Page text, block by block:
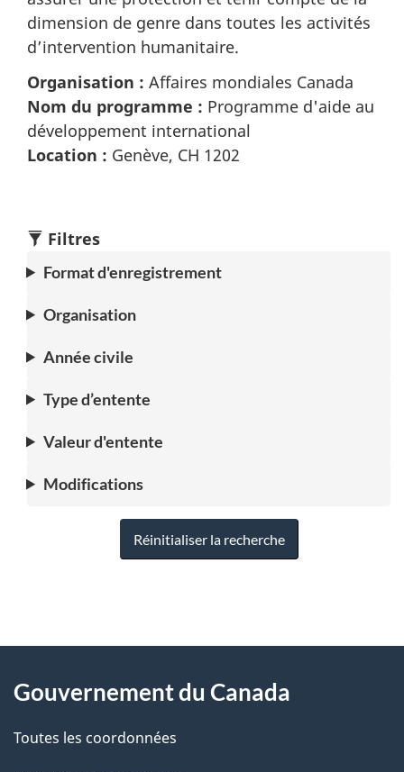
dimension de genre dans toutes les activités
d’intervention humanitaire.
Organisation : Affaires mondiales Canada
Nom du programme : Programme d'aide au
développement international
Location : Genève, CH 1202
Filtres
Format d'enregistrement
Organisation
Année civile
Type d’entente
Valeur d'entente
Modifications
Réinitialiser la recherche
D
t
a
propos
ce
Gouvernement du Canada
Toutes les coordonnées